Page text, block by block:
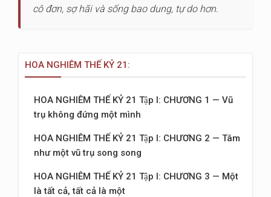
cô đơn, sợ hãi và sống bao dung, tự do hơn.
HOA NGHIÊM THẾ KỶ 21:
HOA NGHIÊM THẾ KỶ 21 Tập I: CHƯƠNG 1 — Vũ
trụ không đứng một mình
HOA NGHIÊM THẾ KỶ 21 Tập I: CHƯƠNG 2 — Tâm
như một vũ trụ song song
HOA NGHIÊM THẾ KỶ 21 Tập I: CHƯƠNG 3 — Một
là tất cả, tất cả là một